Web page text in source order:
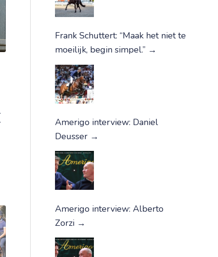
Frank Schuttert: “Maak het niet te
moeilijk, begin simpel.” →
Amerigo interview: Daniel
Deusser →
Amerigo interview: Alberto
Zorzi →